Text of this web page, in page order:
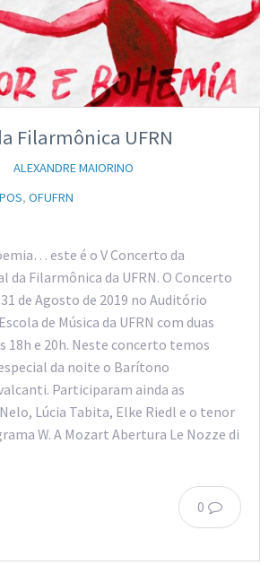
Filarmônica UFRN
ALEXANDRE MAIORINO
, OFUFRN
este é o V Concerto da
da Filarmônica da UFRN. O Concerto
de Agosto de 2019 no Auditório
de Música da UFRN com duas
18h e 20h. Neste concerto temos
da noite o Barítono
Participaram ainda as
Lúcia Tabita, Elke Riedl e o tenor
W. A Mozart Abertura Le Nozze di
0